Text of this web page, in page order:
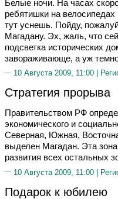
Белые ночи. На часах
ребятишки на
тут уснешь. Пойду,
Магадану. Эх, жаль, что
подсветка исторических
завораживающе, а уж
10 Августа 2009, 11:00 |
Стратегия прорыва
Правительством РФ
экономического и
Северная, Южная,
выделен Магадан. Эта
развития всех остальных
10 Августа 2009, 11:00 |
Подарок к юбилею